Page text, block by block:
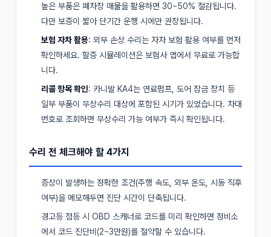
높은 부품은 폐차장 매물을 활용하면 30~50% 절감됩니다.
다만 보증이 짧아 단기간 운행 시에만 권장됩니다.
보험 자차 활용: 외부 손상 수리는 자차 보험 활용 여부를 먼저
확인하세요. 할증 시뮬레이션은 보험사 앱에서 무료로 가능합
니다.
리콜 항목 확인: 카니발 KA4는 연료펌프, 도어 잠금 장치 등
일부 부품이 무상수리 대상에 포함된 시기가 있었습니다. 차대
번호로 조회하면 무상수리 가능 여부가 즉시 확인됩니다.
수리 전 체크해야 할 4가지
증상이 발생하는 정확한 조건(주행 속도, 외부 온도, 시동 직후
여부)을 메모해두면 진단 시간이 단축됩니다.
경고등 점등 시 OBD 스캐너로 코드를 미리 확인하면 정비소
에서 코드 진단비(2~3만원)를 절약할 수 있습니다.